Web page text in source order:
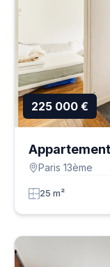
225 000 €
Paris 13ème
25 m²